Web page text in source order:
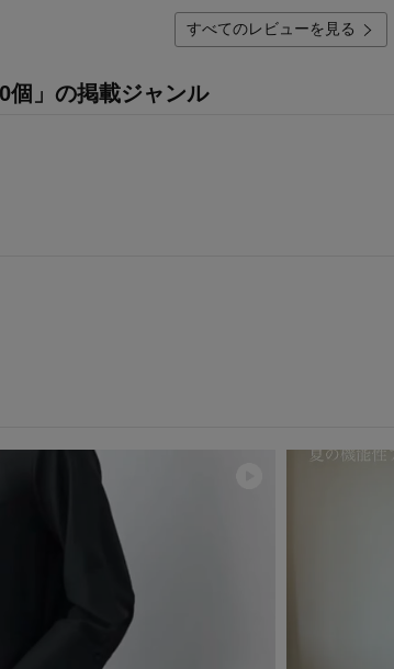
すべてのレビューを見る
個」の掲載ジャンル